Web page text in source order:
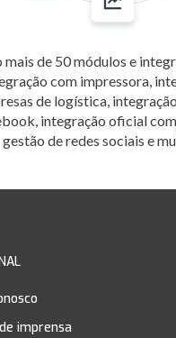
mais de 50 módulos e
com impressora,
de logística,
integração oficial
gestão de redes sociais e
imprensa